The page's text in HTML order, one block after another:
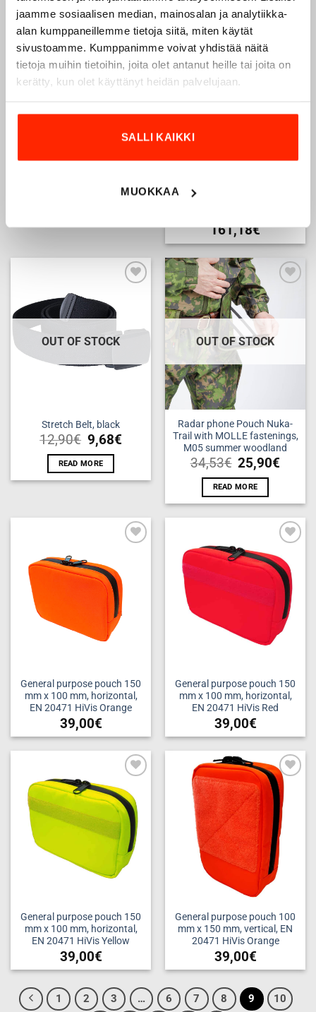
jaamme sosiaalisen median, mainosalan ja analytiikka-
alan kumppaneillemme tietoja siitä, miten käytät
sivustoamme. Kumppanimme voivat yhdistää näitä
tietoja muihin tietoihin, joita olet antanut heille tai joita on
kerätty, kun olet käyttänyt heidän palvelujaan.
SALLI KAIKKI
MUOKKAA
This
has
multiple
variants.
The
may
Add to
wishlist
Origopro Stretch Belt, green
wishlist
Thermal pants, Origo Hunter,
M05 winter woodland
161,18€
This
product
has
multiple
variants.
The
options
may
be
chosen
on
the
product
page
OUT OF STOCK
Stretch Belt, black
12,90€ 9,68€
READ MORE
OUT OF STOCK
Radar phone Pouch Nuka-
Trail with MOLLE fastenings,
M05 summer woodland
34,53€ 25,90€
READ MORE
General purpose pouch 150
mm x 100 mm, horizontal,
EN 20471 HiVis Orange
39,00€
Add to
wishlist
General purpose pouch 150
mm x 100 mm, horizontal,
EN 20471 HiVis Red
39,00€
Add to
wishlist
General purpose pouch 150
mm x 100 mm, horizontal,
EN 20471 HiVis Yellow
39,00€
Add to
wishlist
General purpose pouch 100
mm x 150 mm, vertical, EN
20471 HiVis Orange
39,00€
1 2 3 … 6 7 8 9
10